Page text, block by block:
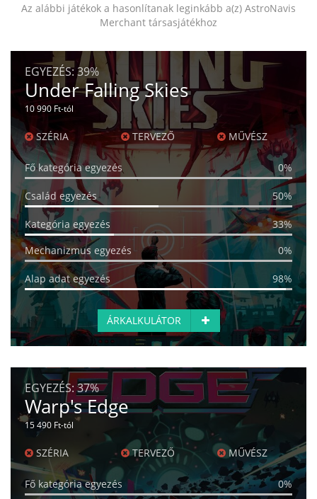
Az alábbi játékok a hasonlítanak leginkább a(z) AstroNavis
Merchant társasjátékhoz
EGYEZÉS:39%
Under Falling Skies
10 990 Ft-tól
SZÉRIA TERVEZŐ MŰVÉSZ
Fő kategória egyezés 0%
Család egyezés 50%
Kategória egyezés
33%
Mechanizmus egyezés
0%
Alap adat egyezés 98%
ÁRKALKULÁTOR
EGYEZÉS:37%
Warp's Edge
15 490 Ft-tól
SZÉRIA TERVEZŐ MŰVÉSZ
Fő kategória egyezés 0%